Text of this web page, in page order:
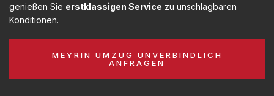
genießen Sie erstklassigen Service zu unschlagbaren
Konditionen.
MEYRIN UMZUG UNVERBINDLICH
ANFRAGEN